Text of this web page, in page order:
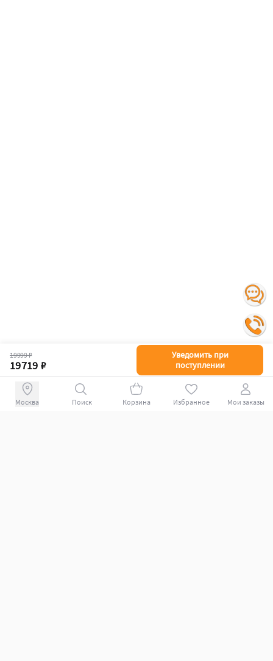
19999 ₽
19719 ₽
Уведомить при
поступлении
+78007009339 Поиск Корзина Избранное Мои заказы